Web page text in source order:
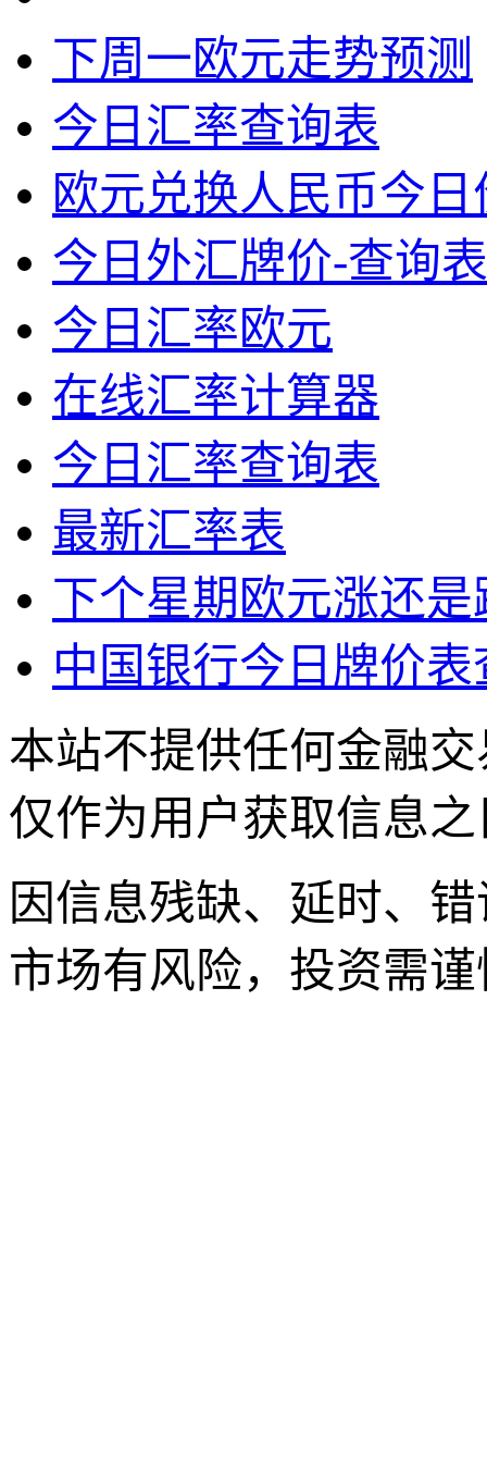
下周一欧元走势预测
今日汇率查询表
欧元兑换人民币今
今日外汇牌价-查询
今日汇率欧元
在线汇率计算器
今日汇率查询表
最新汇率表
下个星期欧元涨还是
中国银行今日牌价表
本站不提供任何金融
仅作为用户获取信息
因信息残缺、延时、
市场有风险，投资需